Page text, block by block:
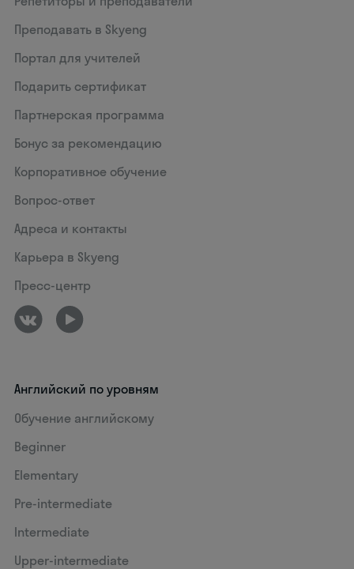
Преподавать в Skyeng
Портал для учителей
Подарить сертификат
Партнерская программа
Бонус за рекомендацию
Корпоративное обучение
Вопрос-ответ
Адреса и контакты
Карьера в Skyeng
Пресс-центр
Английский по уровням
Обучение английскому
Beginner
Elementary
Pre-intermediate
Intermediate
Upper-intermediate